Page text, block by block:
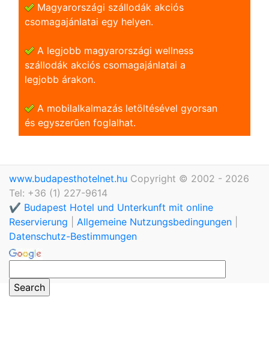
Magyarországi szállodák akciós
csomagajánlatai egy helyen.
A legjobb magyarországi wellness
szállodák akciós csomagajánlatai a
legjobb árakon.
A mobilalkalmazás letöltésével gyorsan
és egyszerũen foglalhat.
www.budapesthotelnet.hu Copyright © 2002 - 2026
Tel: +36 (1) 227-9614
✔️ Budapest Hotel und Unterkunft mit online
Reservierung
Allgemeine Nutzungsbedingungen
Datenschutz-Bestimmungen